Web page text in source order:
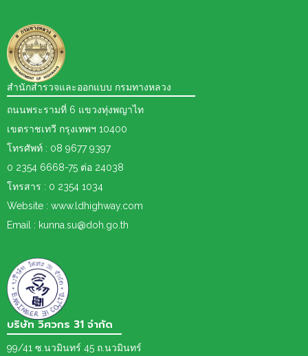
สำนักสำรวจและออกแบบ กรมทางหลวง
ถนนพระรามที่ 6 แขวงทุ่งพญาไท
เขตราชเทวี กรุงเทพฯ 10400
โทรศัพท์ : 08 9677 9397
0 2354 6668-75 ต่อ 24038
โทรสาร : 0 2354 1034
Website : www.ldhighway.com
Email : kunna.su@doh.go.th
บริษัท วิศวกร 31 จำกัด
99/41 ซ.นวมินทร์ 45 ถ.นวมินทร์